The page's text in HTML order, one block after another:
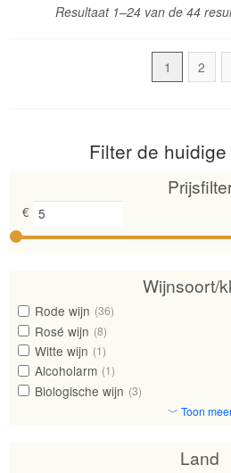
Resultaat 1–24 van de 44
1 2
Filter de
€
Wijnsoort/
Rode wijn (36)
Rosé wijn (8)
Witte wijn (1)
Alcoholarm (1)
Biologische wijn (3)
﹀ Toon
Land